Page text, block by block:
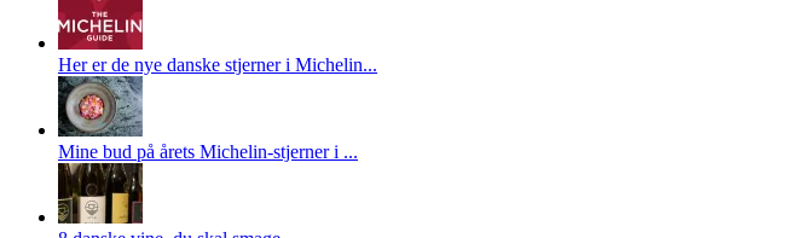
Her er de nye danske stjerner i Michelin...
Mine bud på årets Michelin-stjerner i ...